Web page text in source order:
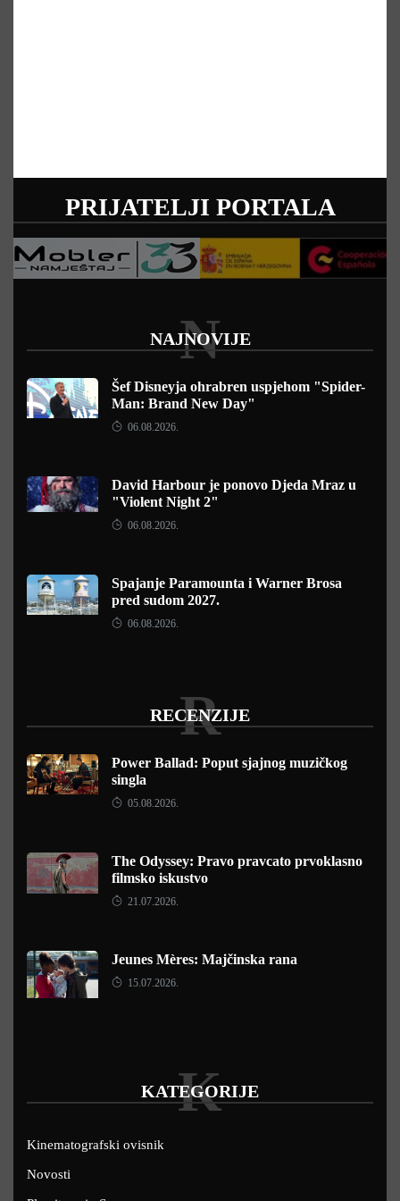
PRIJATELJI PORTALA
NAJNOVIJE
N
Šef Disneyja ohrabren uspjehom "Spider-
Man: Brand New Day"
06.08.2026.
David Harbour je ponovo Djeda Mraz u
"Violent Night 2"
06.08.2026.
Spajanje Paramounta i Warner Brosa
pred sudom 2027.
06.08.2026.
RECENZIJE
R
Power Ballad: Poput sjajnog muzičkog
singla
05.08.2026.
The Odyssey: Pravo pravcato prvoklasno
filmsko iskustvo
21.07.2026.
Jeunes Mères: Majčinska rana
15.07.2026.
KATEGORIJE
K
Kinematografski ovisnik
Novosti